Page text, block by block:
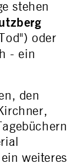
stehen
oder
- ein
den
weiteres